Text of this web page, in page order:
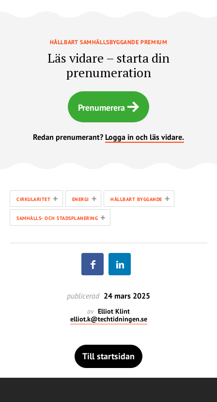
HÅLLBART SAMHÄLLSBYGGANDE PREMIUM
Läs vidare – starta din
prenumeration
Prenumerera
Redan prenumerant? Logga in och läs vidare.
CIRKULARITET + ENERGI + HÅLLBART BYGGANDE +
SAMHÄLLS- OCH STADSPLANERING +
publicerad 24 mars 2025
av Elliot Klint
elliot.k@techtidningen.se
Till startsidan